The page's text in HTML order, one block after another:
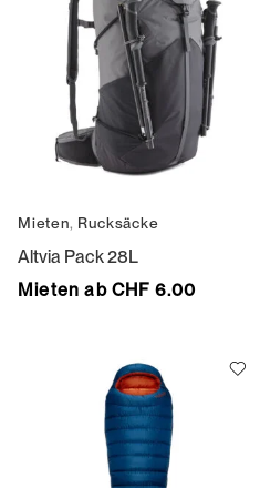
Mieten, Rucksäcke
Altvia Pack 28L
Mieten ab CHF 6.00